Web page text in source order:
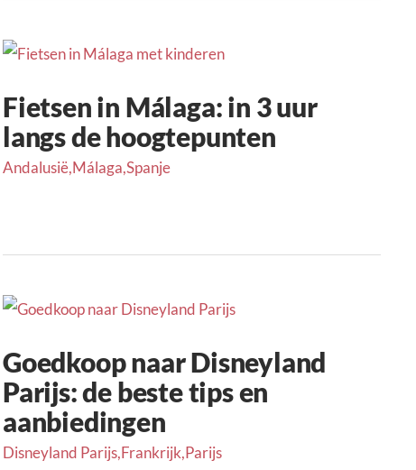
Fietsen in Málaga: in 3 uur
langs de hoogtepunten
Andalusië,Málaga,Spanje
Goedkoop naar Disneyland
Parijs: de beste tips en
aanbiedingen
Disneyland Parijs,Frankrijk,Parijs